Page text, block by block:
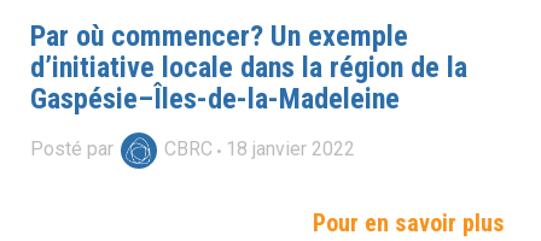
Par où commencer? Un exemple
d’initiative locale dans la région de la
Gaspésie–Îles-de-la-Madeleine
Posté par CBRC 18 janvier 2022
Pour en savoir plus